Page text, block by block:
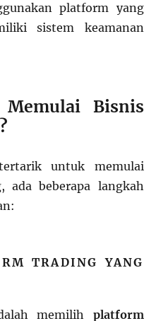
platform yang
sistem keamanan
Memulai Bisnis
untuk memulai
ada beberapa langkah
TRADING YANG
memilih platform